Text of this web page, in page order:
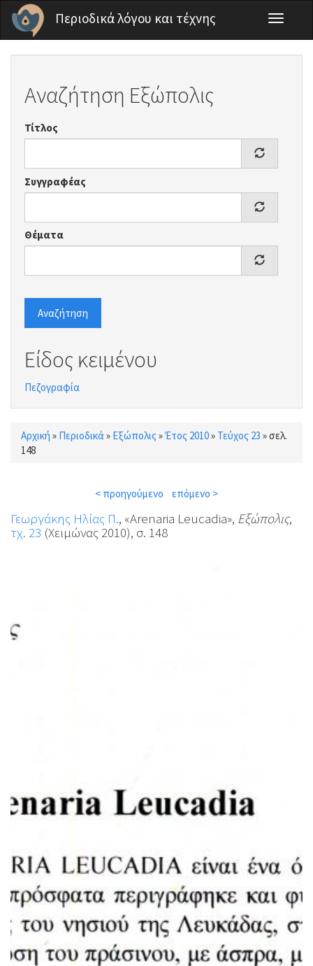
Παράκαμψη προς το κυρίως περιεχόμενο
Περιοδικά λόγου και τέχνης
Toggle
Αναζήτηση Εξώπολις
Τίτλος
Συγγραφέας
Θέματα
Αναζήτηση
Είδος κειμένου
Πεζογραφία
Είστε εδώ
Αρχική » Περιοδικά » Εξώπολις »Έτος 2010» Τεύχος 23 »σελ.
148
< προηγούμενο επόμενο >
Γεωργάκης Ηλίας Π., «Arenaria Leucadia», Εξώπολις,
τχ. 23 (Χειμώνας 2010), σ. 148